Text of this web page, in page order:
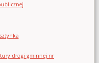
drogi gminnej nr